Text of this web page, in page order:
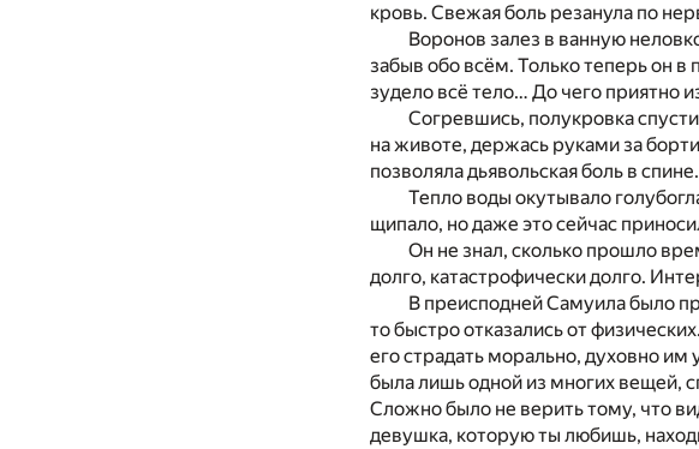
кровь. Свежая боль резанула по
Воронов залез в ванную
забыв обо всём. Только теперь он
зудело всё тело… До чего приятно
Согревшись, полукровка
на животе, держась руками за
позволяла дьявольская боль в спине.
Тепло воды окутывало
щипало, но даже это сейчас
Он не знал, сколько прошло
долго, катастрофически долго.
В преисподней Самуила было
то быстро отказались от
его страдать морально, духовно им
была лишь одной из многих вещей,
Сложно было не верить тому, что
девушка, которую ты любишь,